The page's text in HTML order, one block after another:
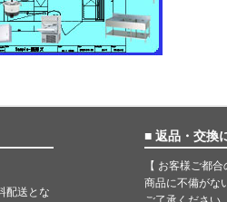
配送とな
■ 返品・交換
【 お客様ご都合
商品に不備がな